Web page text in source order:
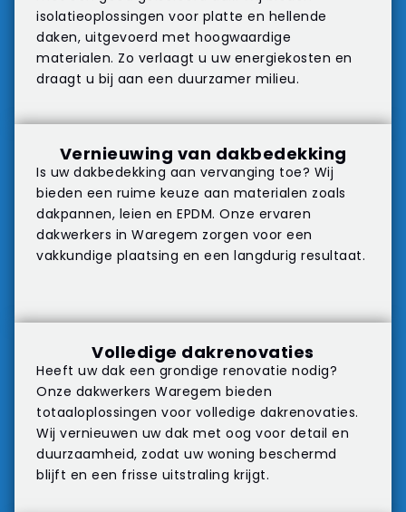
isolatieoplossingen voor platte en hellende
daken, uitgevoerd met hoogwaardige
materialen. Zo verlaagt u uw energiekosten en
draagt u bij aan een duurzamer milieu.
Vernieuwing van dakbedekking
Is uw dakbedekking aan vervanging toe? Wij
bieden een ruime keuze aan materialen zoals
dakpannen, leien en EPDM. Onze ervaren
dakwerkers in Waregem zorgen voor een
vakkundige plaatsing en een langdurig resultaat.
Volledige dakrenovaties
Heeft uw dak een grondige renovatie nodig?
Onze dakwerkers Waregem bieden
totaaloplossingen voor volledige dakrenovaties.
Wij vernieuwen uw dak met oog voor detail en
duurzaamheid, zodat uw woning beschermd
blijft en een frisse uitstraling krijgt.